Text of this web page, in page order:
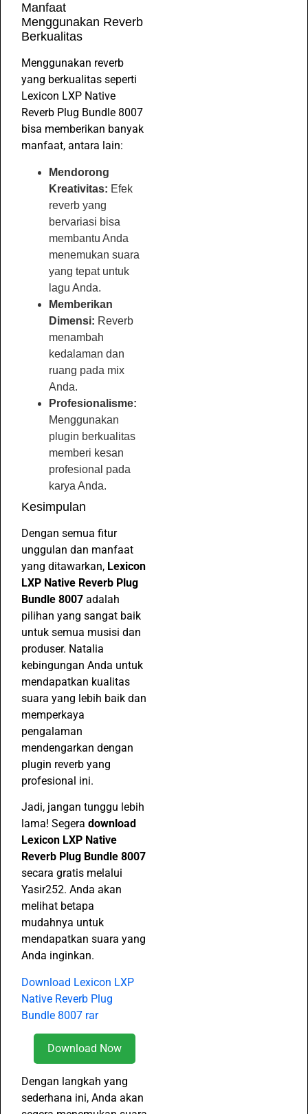
Manfaat
Menggunakan Reverb
Berkualitas
Menggunakan reverb
yang berkualitas seperti
Lexicon LXP Native
Reverb Plug Bundle 8007
bisa memberikan banyak
manfaat, antara lain:
Mendorong
Kreativitas: Efek
reverb yang
bervariasi bisa
membantu Anda
menemukan suara
yang tepat untuk
lagu Anda.
Memberikan
Dimensi: Reverb
menambah
kedalaman dan
ruang pada mix
Anda.
Profesionalisme:
Menggunakan
plugin berkualitas
memberi kesan
profesional pada
karya Anda.
Kesimpulan
Dengan semua fitur
unggulan dan manfaat
yang ditawarkan, Lexicon
LXP Native Reverb Plug
Bundle 8007 adalah
pilihan yang sangat baik
untuk semua musisi dan
produser. Natalia
kebingungan Anda untuk
mendapatkan kualitas
suara yang lebih baik dan
memperkaya
pengalaman
mendengarkan dengan
plugin reverb yang
profesional ini.
Jadi, jangan tunggu lebih
lama! Segera download
Lexicon LXP Native
Reverb Plug Bundle 8007
secara gratis melalui
Yasir252. Anda akan
melihat betapa
mudahnya untuk
mendapatkan suara yang
Anda inginkan.
Download Lexicon LXP
Native Reverb Plug
Bundle 8007 rar
Download Now
Dengan langkah yang
sederhana ini, Anda akan